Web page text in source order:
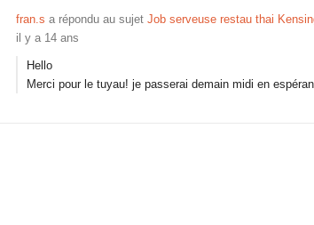
fran.s a répondu au sujet Job serveuse restau thai
il y a 14 ans
Hello
Merci pour le tuyau! je passerai demain midi en